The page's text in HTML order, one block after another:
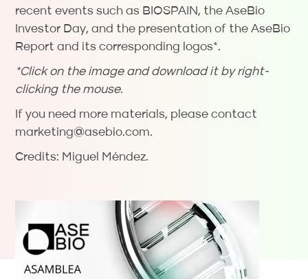
recent events such as BIOSPAIN, the AseBio
Investor Day, and the presentation of the AseBio
Report and its corresponding logos*.
*Click on the image and download it by right-
clicking the mouse.
If you need more materials, please contact
marketing@asebio.com.
Credits: Miguel Méndez.